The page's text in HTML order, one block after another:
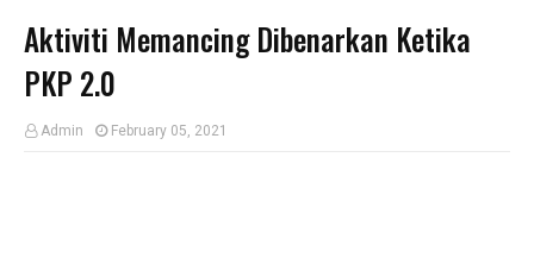
Aktiviti Memancing Dibenarkan Ketika
PKP 2.0
Admin February 05, 2021